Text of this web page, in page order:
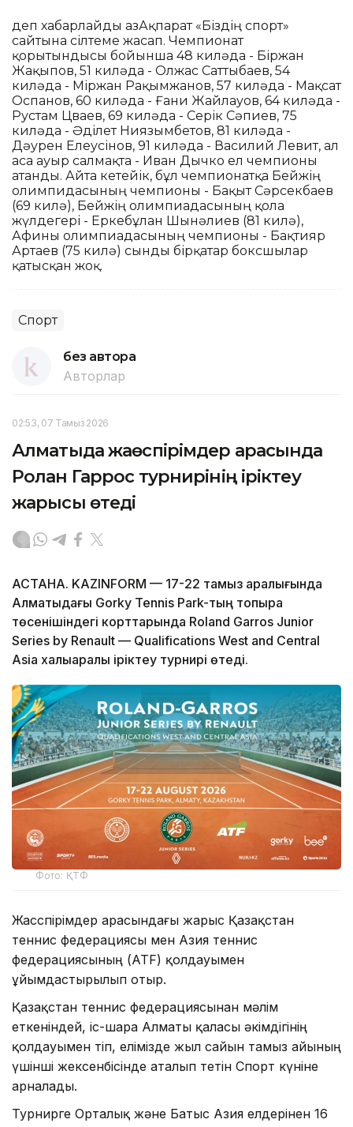
деп хабарлайды ҚазАқпарат «Біздің спорт»
сайтына сілтеме жасап. Чемпионат
қорытындысы бойынша 48 киләда - Біржан
Жақыпов, 51 киләда - Олжас Саттыбаев, 54
киләда - Міржан Рақымжанов, 57 киләда - Мақсат
Оспанов, 60 киләда - Ғани Жайлауов, 64 киләда -
Рустам Цваев, 69 киләда - Серік Сәпиев, 75
киләда - Әділет Ниязымбетов, 81 киләда -
Дәурен Елеусінов, 91 киләда - Василий Левит, ал
аса ауыр салмақта - Иван Дычко ел чемпионы
атанды. Айта кетейік, бұл чемпионатқа Бейжің
олимпидасының чемпионы - Бақыт Сәрсекбаев
(69 килә), Бейжің олимпиадасының қола
жүлдегері - Еркебұлан Шынәлиев (81 килә),
Афины олимпиадасының чемпионы - Бақтияр
Артаев (75 килә) сынды бірқатар боксшылар
қатысқан жоқ.
Спорт
без автора
Авторлар
02:53, 07 Тамыз 2026
Алматыда жаөспірімдер арасында
Ролан Гаррос турнирінің іріктеу
жарысы өтеді
АСТАНА. KAZINFORM — 17-22 тамыз аралығында
Алматыдағы Gorky Tennis Park-тың топырақ
төсенішіндегі корттарында Roland Garros Junior
Series by Renault — Qualifications West and Central
Asia халықаралық іріктеу турнирі өтеді.
Фото: ҚТФ
Жасөспірімдер арасындағы жарыс Қазақстан
теннис федерациясы мен Азия теннис
федерациясының (ATF) қолдауымен
ұйымдастырылып отыр.
Қазақстан теннис федерациясынан мәлім
еткеніндей, іс-шара Алматы қаласы әкімдігінің
қолдауымен өтіп, елімізде жыл сайын тамыз айының
үшінші жексенбісінде аталып өтетін Спорт күніне
арналады.
Турнирге Орталық және Батыс Азия елдерінен 16